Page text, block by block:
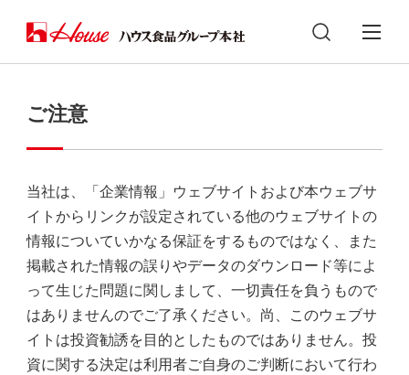
ご注意
当社は、「企業情報」ウェブサイトおよび本ウェブサ
イトからリンクが設定されている他のウェブサイトの
情報についていかなる保証をするものではなく、また
掲載された情報の誤りやデータのダウンロード等によ
って生じた問題に関しまして、一切責任を負うもので
はありませんのでご了承ください。尚、このウェブサ
イトは投資勧誘を目的としたものではありません。投
資に関する決定は利用者ご自身のご判断において行わ